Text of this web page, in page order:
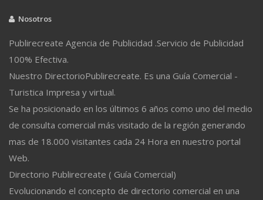
Nosotros
Publirecreate Agencia de Publicidad .Servicio de Publicidad
100% Efectiva.
Nuestro DirectorioPublirecreate. Es una Guía Comercial -
Turistica Impresa y virtual.
Se ha posicionado en los últimos 6 años como uno del medio
de consulta comercial más visitado de la región generando
mas de 18.000 visitantes cada 24 Hora en nuestro portal
Web.
Directorio Publirecreate ( Guía Comercial)
Evolucionando el concepto de directorio comercial en una